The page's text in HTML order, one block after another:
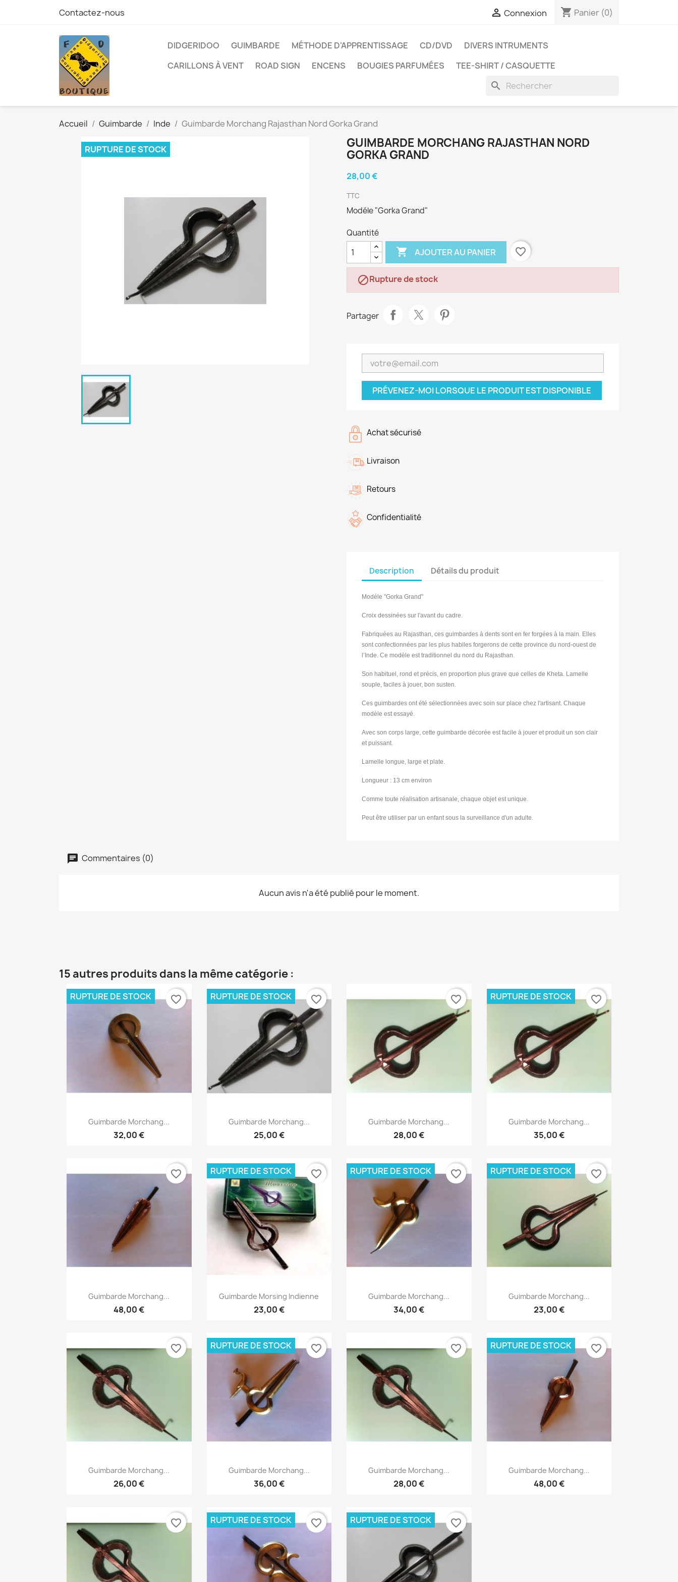
Contactez-nous  Connexion shopping_cart Panier (0)
DIDGERIDOO GUIMBARDE MÉTHODE D'APPRENTISSAGE CD/DVD
DIVERS INTRUMENTS
CARILLONS À VENT
ROAD SIGN ENCENS BOUGIES PARFUMÉES TEE-SHIRT / CASQUETTE
search
Accueil Guimbarde Inde Guimbarde Morchang Rajasthan Nord Gorka Grand
RUPTURE DE STOCK
GUIMBARDE MORCHANG RAJASTHAN NORD
GORKA GRAND
28,00 €
TTC
Modéle "Gorka Grand"
Quantité
 AJOUTER AU PANIER favorite_border
Rupture de stock
Partager
PRÉVENEZ-MOI LORSQUE LE PRODUIT EST DISPONIBLE
Achat sécurisé
Livraison
Retours
Confidentialité
Description Détails du produit
Modéle "Gorka Grand"
Croix dessinées sur l'avant du cadre.
Fabriquées au Rajasthan, ces guimbardes à dents sont en fer forgées à la main. Elles
sont confectionnées par les plus habiles forgerons de cette province du nord-ouest de
l’Inde. Ce modèle est traditionnel du nord du Rajasthan.
Son habituel, rond et précis, en proportion plus grave que celles de Kheta. Lamelle
souple, faciles à jouer, bon susten.
Ces guimbardes ont été sélectionnées avec soin sur place chez l'artisant. Chaque
modèle est essayé.
Avec son corps large, cette guimbarde décorée est facile à jouer et produit un son clair
et puissant.
Lamelle longue, large et plate.
Longueur : 13 cm environ
Comme toute réalisation artisanale, chaque objet est unique.
Peut être utiliser par un enfant sous la surveillance d'un adulte.
Commentaires (0)
Aucun avis n'a été publié pour le moment.
15 autres produits dans la même catégorie :
Aperçu rapide
Guimbarde Morchang...
32,00 €
RUPTURE DE STOCK favorite_border
Aperçu rapide
Guimbarde Morchang...
25,00 €
RUPTURE DE STOCK favorite_border
Aperçu rapide
Guimbarde Morchang...
28,00 €
favorite_border
Aperçu rapide
Guimbarde Morchang...
35,00 €
RUPTURE DE STOCK favorite_border
Aperçu rapide
Guimbarde Morchang...
48,00 €
favorite_border
Aperçu rapide
Guimbarde Morsing Indienne
23,00 €
RUPTURE DE STOCK favorite_border
Aperçu rapide
Guimbarde Morchang...
34,00 €
RUPTURE DE STOCK favorite_border
Aperçu rapide
Guimbarde Morchang...
23,00 €
RUPTURE DE STOCK favorite_border
Aperçu rapide
Guimbarde Morchang...
26,00 €
favorite_border
Aperçu rapide
Guimbarde Morchang...
36,00 €
RUPTURE DE STOCK favorite_border
Aperçu rapide
Guimbarde Morchang...
28,00 €
favorite_border
Aperçu rapide
Guimbarde Morchang...
48,00 €
RUPTURE DE STOCK favorite_border
favorite_border RUPTURE DE STOCK favorite_border RUPTURE DE STOCK favorite_border